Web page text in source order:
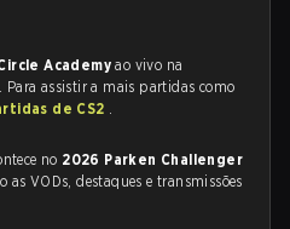
Academyao vivo na
assistir a mais partidas como
de CS2 .
no 2026 Parken Challenger
as VODs, destaques e transmissões